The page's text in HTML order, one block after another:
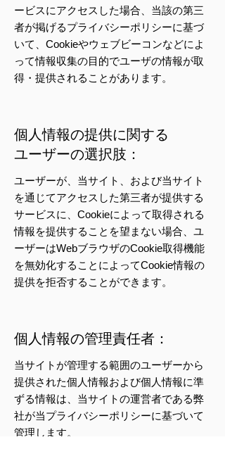
ービスにアクセスした場合、当該の第三
者が掲げるプライバシーポリシーに基づ
いて、Cookieやウェブビーコンなどによ
って情報収集の目的でユーザの情報が取
得・提供されることがあります。
個人情報の提供に関する
ユーザーの選択肢：
ユーザーが、当サイト、および当サイト
を通じてアクセスした第三者が提供する
サービスに、Cookieによって取得される
情報を提供することを望まない場合、ユ
ーザーはWebブラウザのCookie取得機能
を無効化することによってCookie情報の
提供を拒否することができます。
個人情報の管理責任者：
当サイトが管理する範囲のユーザーから
提供された個人情報および個人情報に準
ずる情報は、当サイトの運営者である弊
社が当プライバシーポリシーに基づいて
管理します。